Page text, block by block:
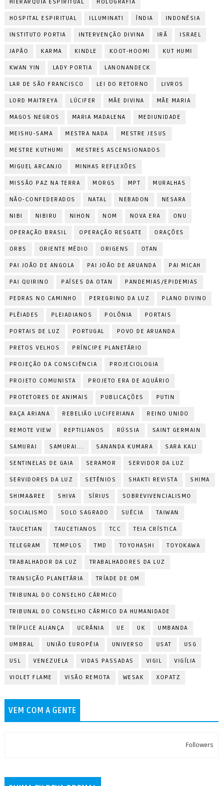
HIERARQUIA ESPIRITUAL HOLOGRAFIA
HOSPITAL ESPIRITUAL ILLUMINATI ÍNDIA INDONÉSIA
INSTITUTO PORTIA INTERVENÇÃO DIVINA IRÃ ISRAEL
JAPÃO KARMA KINDLE KOOT-HOOMI KUT HUMI
KWAN YIN LADY PORTIA LANONANDECK
LAR DE SÃO FRANCISCO LEI DO RETORNO LIVROS
LORD MAITREYA LÚCIFER MÃE DIVINA MÃE MARIA
MAGOS NEGROS MARIA MADALENA MEDIUNIDADE
MEISHU-SAMA MESTRA NADA MESTRE JESUS
MESTRE KUTHUMI MESTRES ASCENSIONADOS
MIGUEL ARCANJO MINHAS REFLEXÕES
MISSÃO PAZ NA TERRA MORGS MPT MURALHAS
NÃO-CONFEDERADOS NATAL NEBADON NESARA
NIBI NIBIRU NIHON NOM NOVA ERA ONU
OPERAÇÃO BRASIL OPERAÇÃO RESGATE ORAÇÕES
ORBS ORIENTE MÉDIO ORIGENS OTAN
PAI JOÃO DE ANGOLA PAI JOÃO DE ARUANDA PAI MICAH
PAI QUIRINO PAÍSES DA OTAN PANDEMIAS/EPIDEMIAS
PEDRAS NO CAMINHO PEREGRINO DA LUZ PLANO DIVINO
PLÊIADES PLEIADIANOS POLÔNIA PORTAIS
PORTAIS DE LUZ PORTUGAL POVO DE ARUANDA
PRETOS VELHOS PRÍNCIPE PLANETÁRIO
PROJEÇÃO DA CONSCIÊNCIA PROJECIOLOGIA
PROJETO COMUNISTA PROJETO ERA DE AQUÁRIO
PROTETORES DE ANIMAIS PUBLICAÇÕES PUTIN
RAÇA ARIANA REBELIÃO LUCIFERIANA REINO UNIDO
REMOTE VIEW REPTILIANOS RÚSSIA SAINT GERMAIN
SAMURAI SAMURAI... SANANDA KUMARA SARA KALI
SENTINELAS DE GAIA SERAMOR SERVIDOR DA LUZ
SERVIDORES DA LUZ SETÊNIOS SHAKTI REVISTA SHIMA
SHIMA&REE SHIVA SÍRIUS SOBREVIVENCIALISMO
SOCIALISMO SOLO SAGRADO SUÉCIA TAIWAN
TAUCETIAN TAUCETIANOS TCC TEIA CRÍSTICA
TELEGRAM TEMPLOS TMD TOYOHASHI TOYOKAWA
TRABALHADOR DA LUZ TRABALHADORES DA LUZ
TRANSIÇÃO PLANETÁRIA TRÍADE DE OM
TRIBUNAL DO CONSELHO CÁRMICO
TRIBUNAL DO CONSELHO CÁRMICO DA HUMANIDADE
TRÍPLICE ALIANÇA UCRÂNIA UE UK UMBANDA
UMBRAL UNIÃO EUROPÉIA UNIVERSO USAT USG
USL VENEZUELA VIDAS PASSADAS VIGIL VIGÍLIA
VIOLET FLAME VISÃO REMOTA WESAK XOPATZ
VEM COM A GENTE
Followers